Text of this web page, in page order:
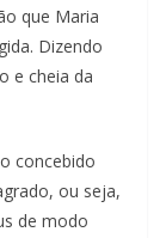
que Maria
Dizendo
e cheia da
concebido
ou seja,
de modo